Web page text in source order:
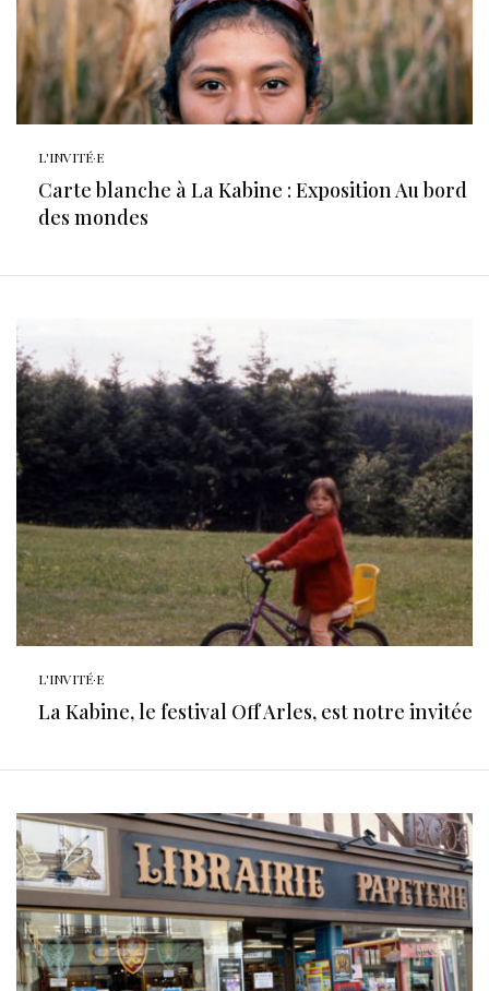
L'INVITÉ·E
Carte blanche à La Kabine : Exposition Au bord
des mondes
L'INVITÉ·E
La Kabine, le festival Off Arles, est notre invitée